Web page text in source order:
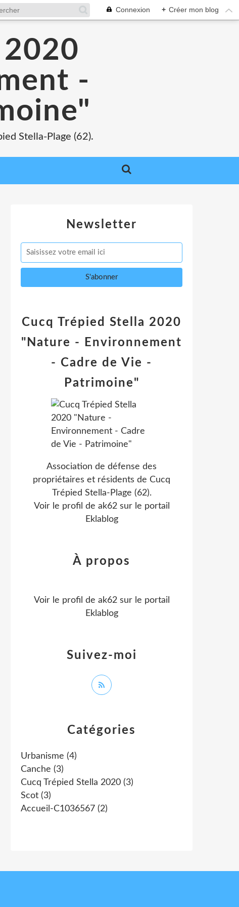
Connexion + Créer mon blog
2020
-
Stella-Plage (62).
Newsletter
Catégories
Urbanisme (4)
Canche (3)
Cucq Trépied Stella 2020 (3)
Scot (3)
Accueil-C1036567 (2)
Cucq Trépied Stella 2020
"Nature - Environnement
- Cadre de Vie -
Patrimoine"
Association de défense des
propriétaires et résidents de Cucq
Trépied Stella-Plage (62).
Voir le profil de ak62sur le portail
Eklablog
Suivez-moi
À propos
Voir le profil de ak62sur le portail
Eklablog